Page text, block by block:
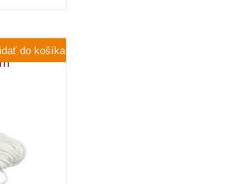
3x8,